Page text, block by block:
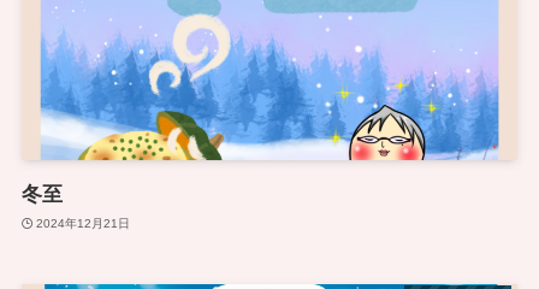
冬至
2024年12月21日